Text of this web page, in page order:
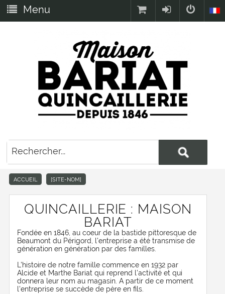
Menu
ACCUEIL [SITE-NOM]
QUINCAILLERIE : MAISON
BARIAT
Fondée en 1846, au coeur de la bastide pittoresque de
Beaumont du Périgord, l'entreprise a été transmise de
génération en génération par des familles.
L'histoire de notre famille commence en 1932 par
Alcide et Marthe Bariat qui reprend l'activité et qui
donnera leur nom au magasin. A partir de ce moment
l'entreprise se succède de père en fils.